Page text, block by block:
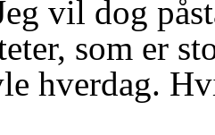
vil dog
som er
hverdag.